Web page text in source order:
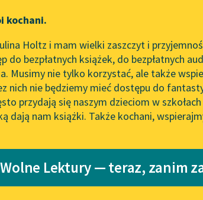
redakcyjne
Wolne Lektury na 32.
Pol’and’Rock Festivalu
„Kochanek Lady Chatterley”
do słuchania na Wolnych
Lekturach
Nowy audiobook – „Marzenie
kochani.
Holtz i mam wielki zaszczyt i
do bezpłatnych książek, do bezpłatnych
Musimy nie tylko korzystać, ale także
nich nie będziemy mieć dostępu do
przydają się naszym dzieciom w
dają nam książki. Także kochani,
Lektury — teraz, zanim
Roman Jaworski✖